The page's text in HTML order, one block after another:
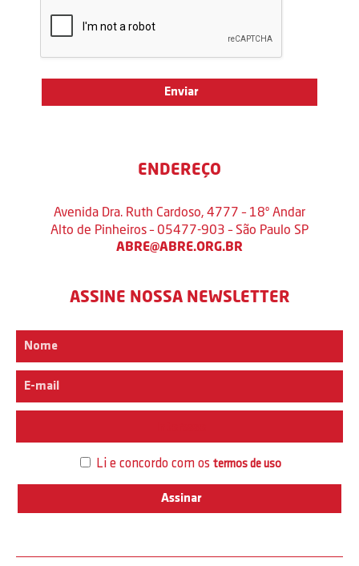
ENDEREÇO
Avenida Dra. Ruth Cardoso, 4777 – 18º Andar
Alto de Pinheiros – 05477-903 – São Paulo SP
ABRE@ABRE.ORG.BR
ASSINE NOSSA NEWSLETTER
Li e concordo com os termos de uso